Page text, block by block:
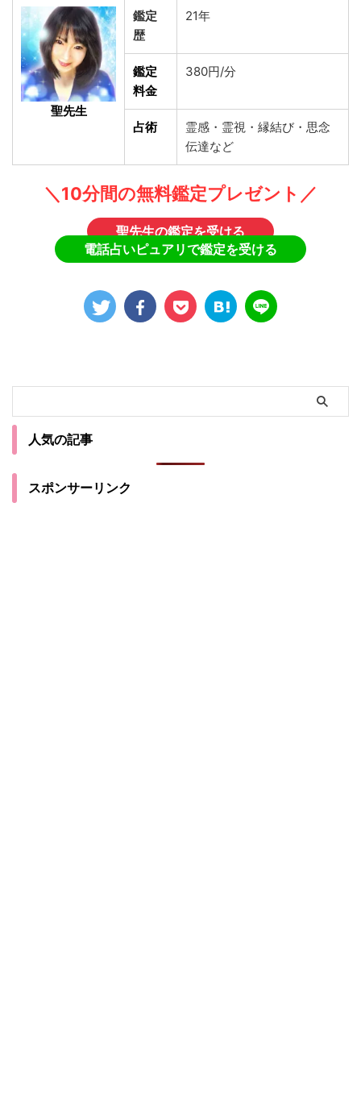
聖先生
鑑定
歴
21年
鑑定
料金
380円/分
占術
霊感・霊視・縁結び・思念
伝達など
＼10分間の無料鑑定プレゼント／
聖先生の鑑定を受ける
電話占いピュアリで鑑定を受ける
人気の記事
スポンサーリンク